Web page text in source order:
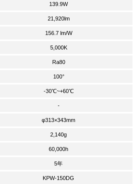
139.9W
21,920lm
156.7 lm/W
5,000K
Ra80
100°
-30℃~+60℃
-
φ313×343mm
2,140g
60,000h
5年
KPW-150DG